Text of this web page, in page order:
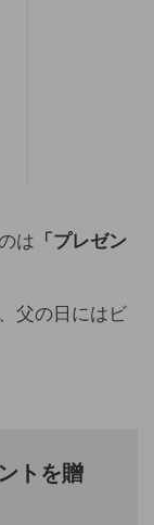
は 「プレゼン
父の日にはビ
トを贈